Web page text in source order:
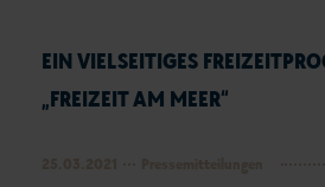
EIN VIELSEITIGES
„FREIZEIT AM MEER“